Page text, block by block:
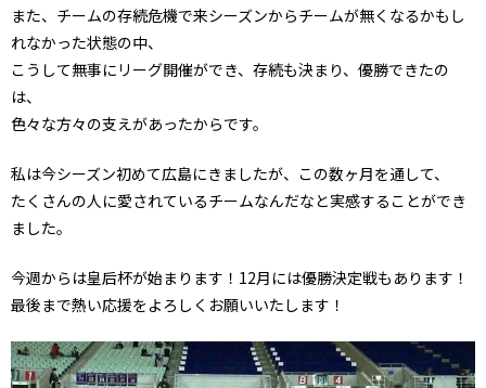
また、チームの存続危機で来シーズンからチームが無くなるかもし
れなかった状態の中、
こうして無事にリーグ開催ができ、存続も決まり、優勝できたの
は、
色々な方々の支えがあったからです。
私は今シーズン初めて広島にきましたが、この数ヶ月を通して、
たくさんの人に愛されているチームなんだなと実感することができ
ました。
今週からは皇后杯が始まります！12月には優勝決定戦もあります！
最後まで熱い応援をよろしくお願いいたします！